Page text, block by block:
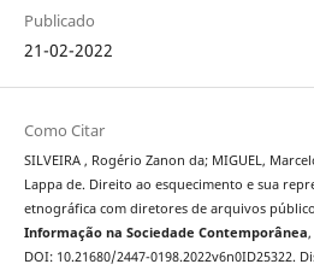
Publicado
21-02-2022
Como Citar
SILVEIRA , Rogério Zanon da; MIGUEL,
Lappa de. Direito ao esquecimento e sua
etnográfica com diretores de arquivos
Informação na Sociedade Contemporânea
DOI: 10.21680/2447-0198.2022v6n0ID25322.